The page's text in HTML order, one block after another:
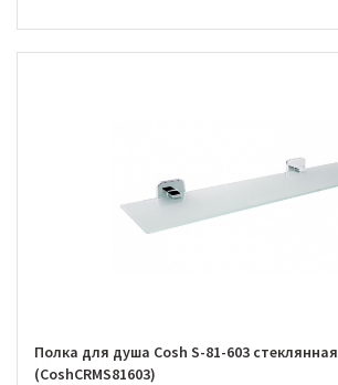
Полка для душа Cosh S-81-603 стеклянная
(CoshCRMS81603)